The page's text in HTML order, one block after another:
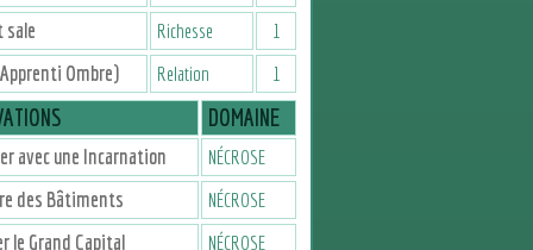
sale Richesse 1
Ombre) Relation 1
DOMAINE
avec une Incarnation NÉCROSE
des Bâtiments NÉCROSE
le Grand Capital NÉCROSE